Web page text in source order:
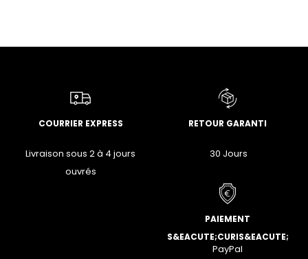
COURRIER EXPRESS
Livraison sous 2 à 4 jours
ouvrés
RETOUR GARANTI
30 Jours
PAIEMENT
S&EACUTE;CURIS&EACUTE;
PayPal